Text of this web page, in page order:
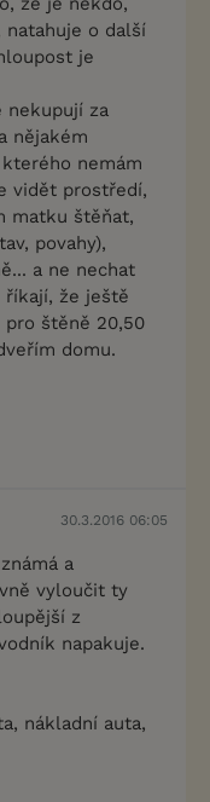
natahuje o další
je
nekupují za
nějakém
nemám
vidět prostředí,
matku štěňat,
povahy),
a ne nechat
říkají, že ještě
štěně 20,50
domu.
30.3.2016 06:05
a
vyloučit ty
z
napakuje.
nákladní auta,